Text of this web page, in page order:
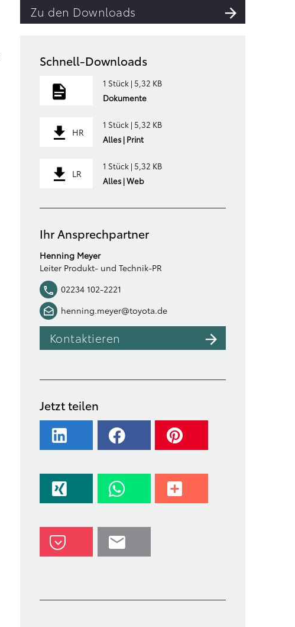
Zu den Downloads
Schnell-Downloads
1 Stück | 5,32 KB
Dokumente
HR
1 Stück | 5,32 KB
Alles | Print
LR
1 Stück | 5,32 KB
Alles | Web
Ihr Ansprechpartner
Henning Meyer
Leiter Produkt- und Technik-PR
02234 102-2221
henning.meyer@toyota.de
Kontaktieren
Jetzt teilen